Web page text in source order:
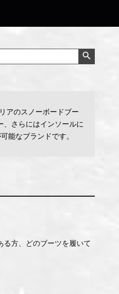
アのスノーボードブー
、さらにはインソールに
能なブランドです。
方、どのブーツを履いて